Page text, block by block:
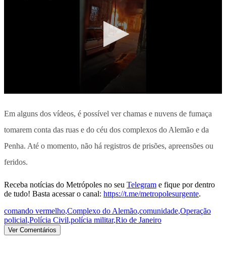
Em alguns dos vídeos, é possível ver chamas e nuvens de fumaça
tomarem conta das ruas e do céu dos complexos do Alemão e da
Penha. Até o momento, não há registros de prisões, apreensões ou
feridos.
Receba notícias do Metrópoles no seu Telegram e fique por dentro
de tudo! Basta acessar o canal: https://t.me/metropolesurgente.
comando vermelho,Complexo do Alemão,comunidade,Operação
policial,Polícia Civil,polícia militar,Rio de Janeiro
Ver Comentários